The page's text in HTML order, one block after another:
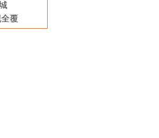
覆